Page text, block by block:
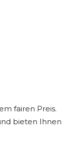
fairen Preis.
bieten Ihnen